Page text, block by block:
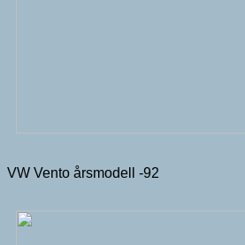
VW Vento årsmodell -92